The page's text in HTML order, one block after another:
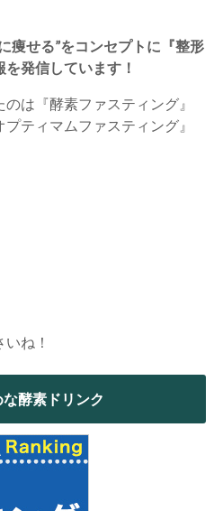
痩せる”をコンセプトに『整形
発信しています！
は『酵素ファスティング』
ティマムファスティング』
ね！
酵素ドリンク